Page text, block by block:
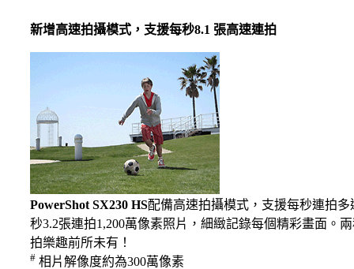
新增高速拍攝模式，支援每秒8.1 張高速連拍
PowerShot SX230 HS配備高速拍攝模式，支援每秒連拍多
秒3.2張連拍1,200萬像素照片，細緻記錄每個精彩畫面。
拍樂趣前所未有！
# 相片解像度約為300萬像素